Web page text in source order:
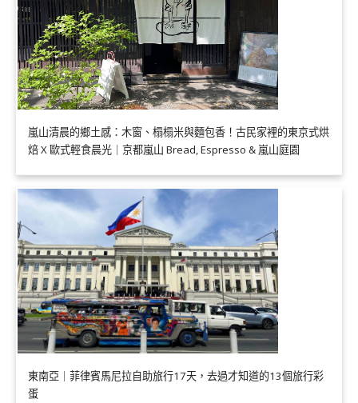
嵐山清晨的鄉土感：木窗、榻榻米與麵包香！古民家裡的東京式烘
焙 X 歐式輕食晨光｜京都嵐山 Bread, Espresso & 嵐山庭園
東南亞｜菲律賓馬尼拉自助旅行17天，去過才知道的13個旅行彩
蛋